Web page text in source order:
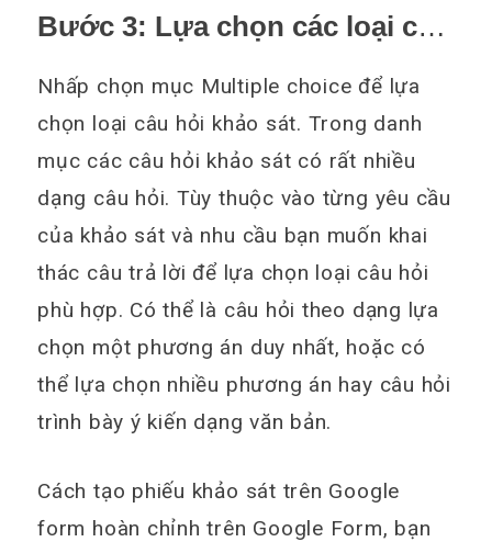
Bước 3: Lựa chọn các loại câu
hỏi để khảo sát
Nhấp chọn mục Multiple choice để lựa
chọn loại câu hỏi khảo sát. Trong danh
mục các câu hỏi khảo sát có rất nhiều
dạng câu hỏi. Tùy thuộc vào từng yêu cầu
của khảo sát và nhu cầu bạn muốn khai
thác câu trả lời để lựa chọn loại câu hỏi
phù hợp. Có thể là câu hỏi theo dạng lựa
chọn một phương án duy nhất, hoặc có
thể lựa chọn nhiều phương án hay câu hỏi
trình bày ý kiến dạng văn bản.
Cách tạo phiếu khảo sát trên Google
form hoàn chỉnh trên Google Form, bạn